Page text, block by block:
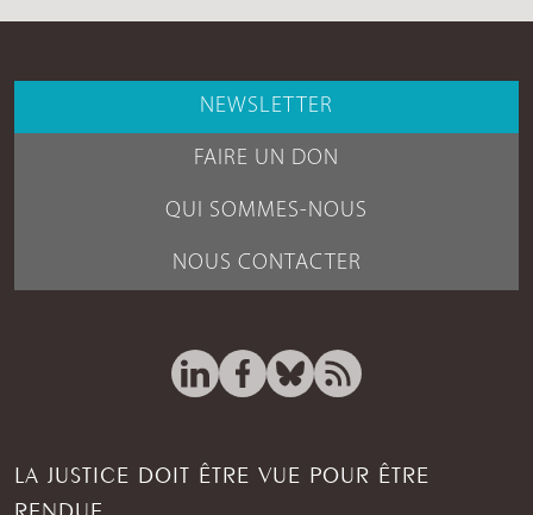
NEWSLETTER
FAIRE UN DON
QUI SOMMES-NOUS
NOUS CONTACTER
LA JUSTICE DOIT ÊTRE VUE POUR ÊTRE
RENDUE